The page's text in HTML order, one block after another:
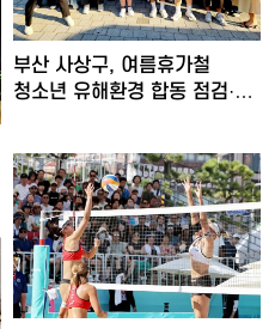
부산 사상구, 여름휴가철
청소년 유해환경 합동 점검·